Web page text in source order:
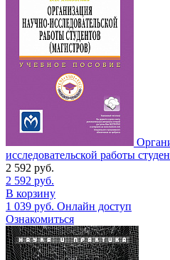
исследовательской работы
2 592 руб.
2 592 руб.
В корзину
1 039 руб. Онлайн доступ
Ознакомиться